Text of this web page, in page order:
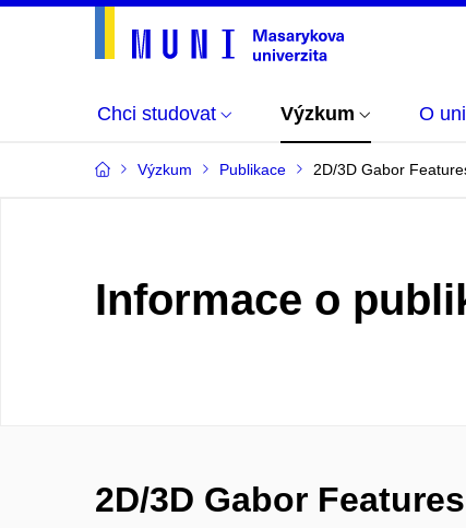
Chci studovat Výzkum O
Výzkum Publikace 2D/3D Gabor
Informace o
2D/3D Gabor